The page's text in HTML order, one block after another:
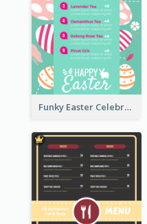
Funky Easter Celebration Menu Design Template